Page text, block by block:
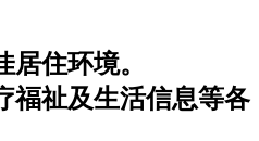
住环境。
福祉及生活信息等各